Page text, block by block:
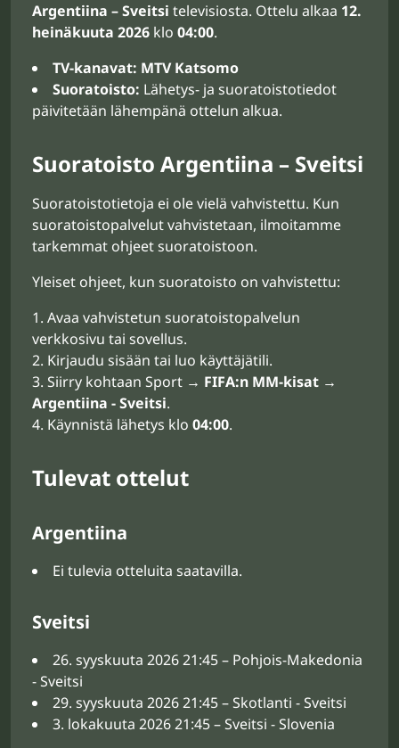
Argentiina – Sveitsi televisiosta. Ottelu alkaa 12.
heinäkuuta 2026 klo 04:00.
TV-kanavat: MTV Katsomo
Suoratoisto: Lähetys- ja suoratoistotiedot
päivitetään lähempänä ottelun alkua.
Suoratoisto Argentiina – Sveitsi
Suoratoistotietoja ei ole vielä vahvistettu. Kun
suoratoistopalvelut vahvistetaan, ilmoitamme
tarkemmat ohjeet suoratoistoon.
Yleiset ohjeet, kun suoratoisto on vahvistettu:
Avaa vahvistetun suoratoistopalvelun
verkkosivu tai sovellus.
Kirjaudu sisään tai luo käyttäjätili.
Siirry kohtaan Sport → FIFA:n MM-kisat →
Argentiina - Sveitsi.
Käynnistä lähetys klo 04:00.
Tulevat ottelut
Argentiina
Ei tulevia otteluita saatavilla.
Sveitsi
26. syyskuuta 2026 21:45 – Pohjois-Makedonia
- Sveitsi
29. syyskuuta 2026 21:45 – Skotlanti - Sveitsi
3. lokakuuta 2026 21:45 – Sveitsi - Slovenia